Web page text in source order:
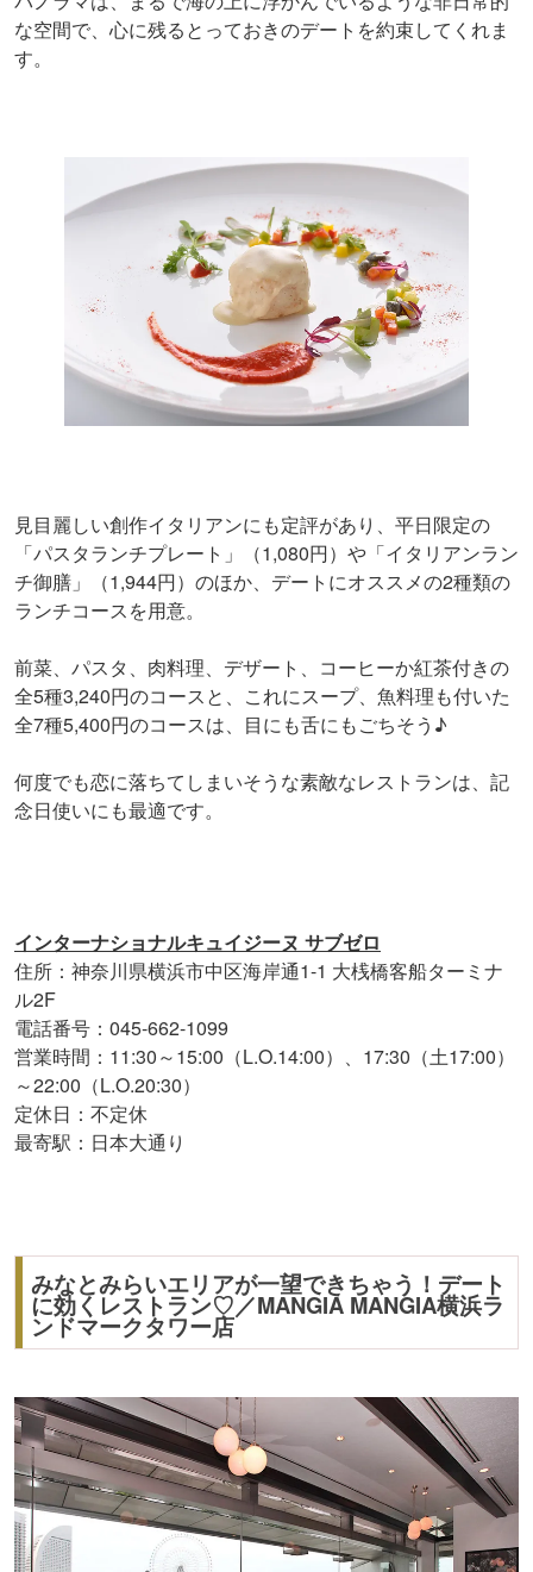
な空間で、心に残るとっておきのデートを約束してくれま
す。
見目麗しい創作イタリアンにも定評があり、平日限定の
「パスタランチプレート」（1,080円）や「イタリアンラン
チ御膳」（1,944円）のほか、デートにオススメの2種類の
ランチコースを用意。
前菜、パスタ、肉料理、デザート、コーヒーか紅茶付きの
全5種3,240円のコースと、これにスープ、魚料理も付いた
全7種5,400円のコースは、目にも舌にもごちそう♪
何度でも恋に落ちてしまいそうな素敵なレストランは、記
念日使いにも最適です。
インターナショナルキュイジーヌ サブゼロ
住所：神奈川県横浜市中区海岸通1-1 大桟橋客船ターミナ
ル2F
電話番号：045-662-1099
営業時間：11:30～15:00（L.O.14:00）、17:30（土17:00）
～22:00（L.O.20:30）
定休日：不定休
最寄駅：日本大通り
みなとみらいエリアが一望できちゃう！デート
に効くレストラン♡／MANGIA MANGIA横浜ラ
ンドマークタワー店